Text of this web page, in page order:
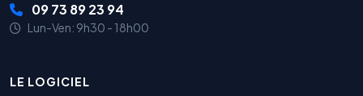
09 73 89 23 94
Lun-Ven: 9h30 - 18h00
LE LOGICIEL